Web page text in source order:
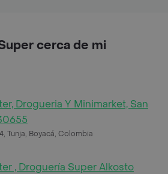
cerca de mi
Drogueria Y Minimarket, San
Tunja, Boyacá, Colombia
, Droguería Super Alkosto